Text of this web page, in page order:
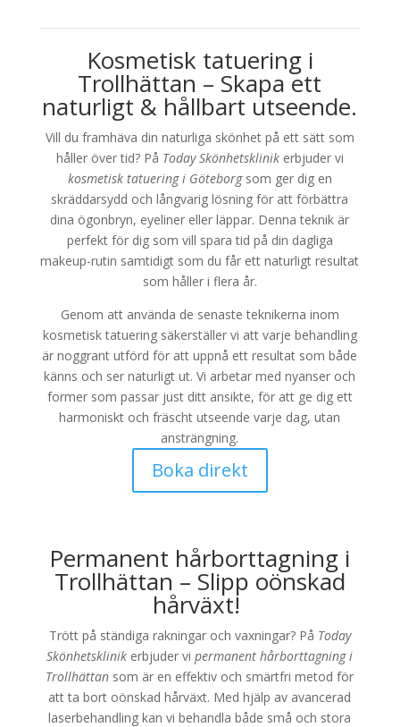
Kosmetisk tatuering i
Trollhättan – Skapa ett
naturligt & hållbart utseende.
Vill du framhäva din naturliga skönhet på ett sätt som
håller över tid? På Today Skönhetsklinikerbjuder vi
kosmetisk tatuering i Göteborgsom ger dig en
skräddarsydd och långvarig lösning för att förbättra
dina ögonbryn, eyeliner eller läppar. Denna teknik är
perfekt för dig som vill spara tid på din dagliga
makeup-rutin samtidigt som du får ett naturligt resultat
som håller i flera år.
Genom att använda de senaste teknikerna inom
kosmetisk tatuering säkerställer vi att varje behandling
är noggrant utförd för att uppnå ett resultat som både
känns och ser naturligt ut. Vi arbetar med nyanser och
former som passar just ditt ansikte, för att ge dig ett
harmoniskt och fräscht utseende varje dag, utan
ansträngning.
Boka direkt
Permanent hårborttagning i
Trollhättan – Slipp oönskad
hårväxt!
Trött på ständiga rakningar och vaxningar? På Today
Skönhetsklinik erbjuder vipermanent hårborttagning i
Trollhättan som är en effektiv och smärtfri metod för
att ta bort oönskad hårväxt. Med hjälp av avancerad
laserbehandling kan vi behandla både små och stora